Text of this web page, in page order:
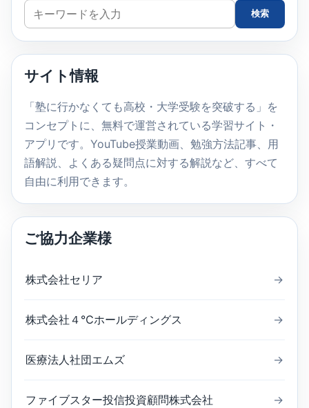
サ
イ
ト
検
索
検索
サイト情報
「塾に行かなくても高校・大学受験を突破する」を
コンセプトに、無料で運営されている学習サイト・
アプリです。YouTube授業動画、勉強方法記事、用
語解説、よくある疑問点に対する解説など、すべて
自由に利用できます。
ご協力企業様
株式会社セリア →
株式会社４℃ホールディングス →
医療法人社団エムズ →
ファイブスター投信投資顧問株式会社 →